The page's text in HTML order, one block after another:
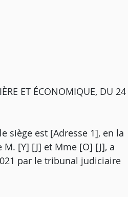
ET ÉCONOMIQUE, DU 24
siège est [Adresse 1], en la
[Y] [J] et Mme [O] [J], a
par le tribunal judiciaire